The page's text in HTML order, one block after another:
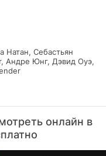
Натан, Себастьян
Андре Юнг, Дэвид Оуэ,
онлайн в